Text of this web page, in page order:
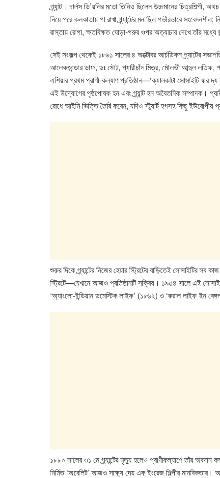
e
b
o
o
k
er s
A
p
p
e
dI
n
গ্র্যান্ট। চার্লস ডি’য়লির মতো তিনিও ছিলেন উচ্চমানের চিত্রশিল্পী,
নিয়ে পরে কলকাতায় পা রাখা গ্র্যান্টের মন ছিল গভীরভাবে
রাস্তায় রোগা, ক্ষতবিক্ষত ঘোড়া-গরুর ওপর অত্যাচার দেখে তাঁর মধ্যে
সেই সংকল্প থেকেই ১৮৬১ সালের ৪ অক্টোবর আর্চডিকন প্র্যাটের
আলেকজান্ডার ডাফ, ডঃ মৌট, প্যারীচাঁদ মিত্র, মৌলভী আব্দুল লতিফ,
এশিয়ার প্রথম প্রাণী-কল্যাণ প্রতিষ্ঠান—‘ক্যালকাটা সোসাইটি
এই উদ্যোগের পৃষ্ঠপোষক হন এবং গ্র্যান্ট হন অবৈতনিক সম্পাদক।
রোধে আইনি ভিত্তি তৈরি করেন, যদিও স্টুয়ার্ট হগসহ কিছু ইউরোপীয়
শুরুর দিকে গ্র্যান্টের নিজের হেয়ার স্ট্রিটের বাড়িতেই সোসাইটির
স্ট্রিটে—যেখানে আজও প্রতিষ্ঠানটি সক্রিয়। ১৯৫৪ সালে এই
‘অ্যাংলো-ইন্ডিয়ান ডমেস্টিক লাইফ’ (১৮৬২) ও ‘রুরাল লাইফ ইন
১৮৮০ সালের ৩১ মে গ্র্যান্টের মৃত্যু হলেও প্রাণীকল্যাণে তাঁর
নির্মিত ‘অবেলিট’ আজও সাক্ষ্য দেয় এক ইংরেজ শিল্পীর